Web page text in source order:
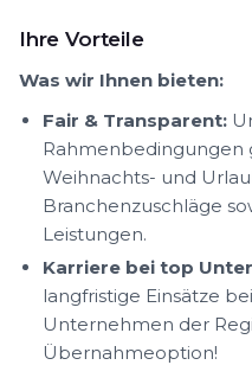
Ihre Vorteile
Was wir Ihnen bieten:
Fair & Transparent:
Rahmenbedingungen
Weihnachts- und
Branchenzuschläge
Leistungen.
Karriere bei top
langfristige Einsätze
Unternehmen der
Übernahmeoption!